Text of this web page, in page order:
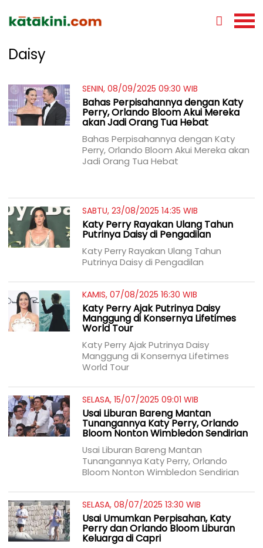
Daisy
SENIN, 08/09/2025 09:30 WIB
Bahas Perpisahannya dengan Katy
Perry, Orlando Bloom Akui Mereka
akan Jadi Orang Tua Hebat
Bahas Perpisahannya dengan Katy
Perry, Orlando Bloom Akui Mereka akan
Jadi Orang Tua Hebat
SABTU, 23/08/2025 14:35 WIB
Katy Perry Rayakan Ulang Tahun
Putrinya Daisy di Pengadilan
Katy Perry Rayakan Ulang Tahun
Putrinya Daisy di Pengadilan
KAMIS, 07/08/2025 16:30 WIB
Katy Perry Ajak Putrinya Daisy
Manggung di Konsernya Lifetimes
World Tour
Katy Perry Ajak Putrinya Daisy
Manggung di Konsernya Lifetimes
World Tour
SELASA, 15/07/2025 09:01 WIB
Usai Liburan Bareng Mantan
Tunangannya Katy Perry, Orlando
Bloom Nonton Wimbledon Sendirian
Usai Liburan Bareng Mantan
Tunangannya Katy Perry, Orlando
Bloom Nonton Wimbledon Sendirian
SELASA, 08/07/2025 13:30 WIB
Usai Umumkan Perpisahan, Katy
Perry dan Orlando Bloom Liburan
Keluarga di Capri